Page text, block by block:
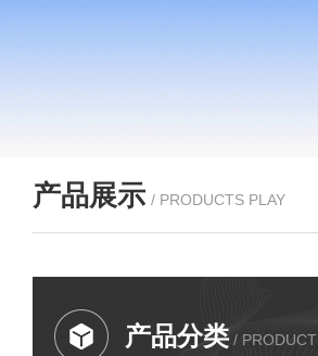
产品展示 / PRODUCTS PLAY
产品分类 / PRODUCT